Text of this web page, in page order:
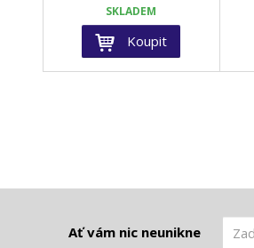
SKLADEM
Koupit
Ať vám nic neunikne